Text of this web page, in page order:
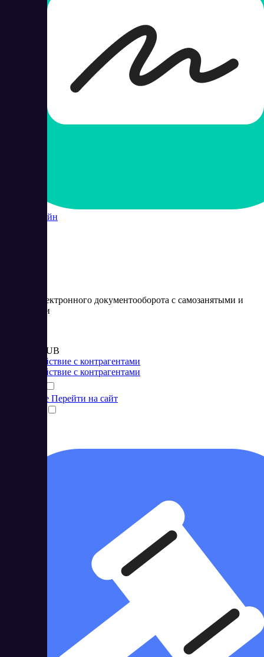
Контур Сайн
Сервис электронного документооборота с самозанятыми и
физлицами
от 3 000 RUB
Взаимодействие с контрагентами
Взаимодействие с контрагентами
Подробнее Перейти на сайт